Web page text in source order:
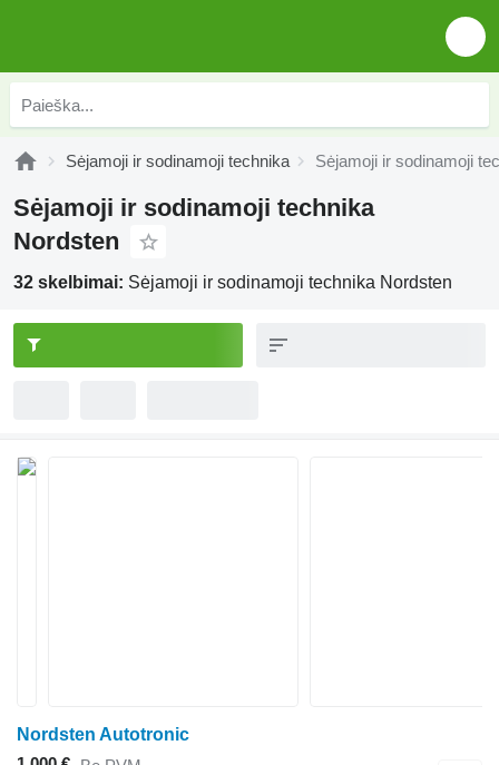
Sėjamoji ir sodinamoji technika Sėjamoji ir sodinamoji
Sėjamoji ir sodinamoji technika
Nordsten
32 skelbimai: Sėjamoji ir sodinamoji technika Nordsten
Nordsten Autotronic